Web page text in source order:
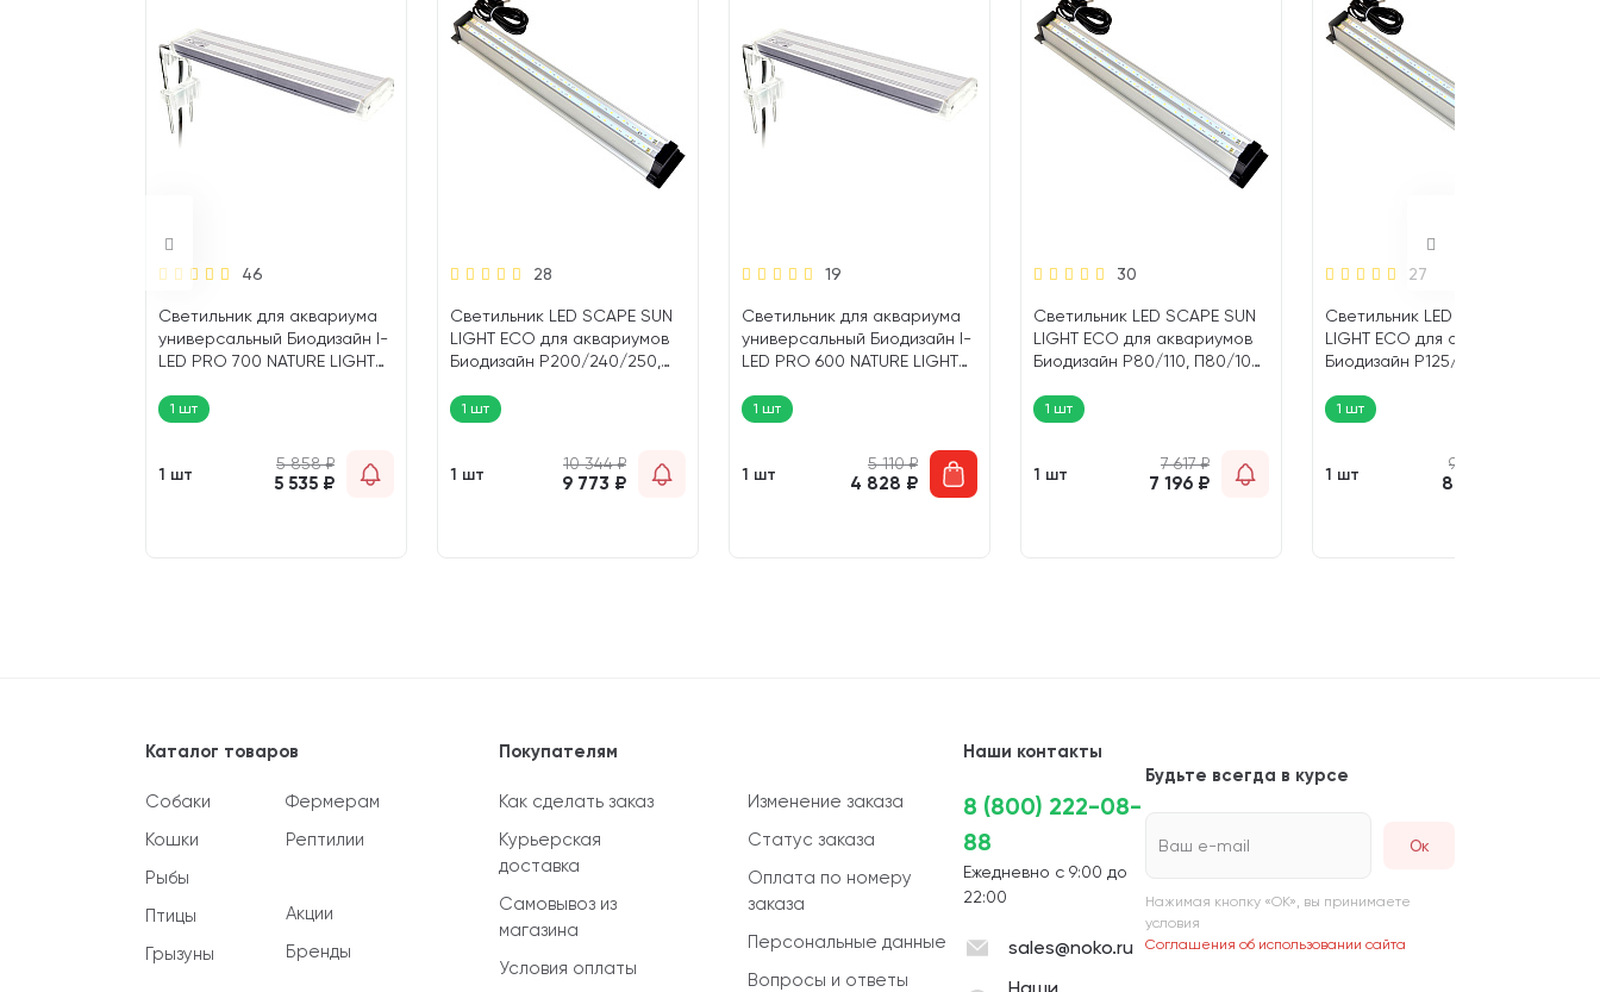
46
Светильник для аквариума
универсальный Биодизайн I-
LED PRO 700 NATURE LIGHT
1 шт
1 шт
5 858₽
5 535 ₽
28
Светильник LED SCAPE SUN
LIGHT ECO для аквариумов
Биодизайн Р200/240/250,
99,2 см (1 шт)
1 шт
1 шт
10 344₽
9 773 ₽
19
Светильник для аквариума
универсальный Биодизайн I-
LED PRO 600 NATURE LIGHT
1 шт
1 шт
5 110₽
4 828 ₽
30
Светильник LED SCAPE SUN
LIGHT ECO для аквариумов
Биодизайн Р80/110, П80/100
1 шт
1 шт
7 617₽
7 196 ₽
27
Светильник LED SCAPE SUN
LIGHT ECO для аквариумов
Биодизайн Р125/
шт)1 шт
1 шт
9 210
8 615
Каталог товаров
Собаки
Кошки
Рыбы
Птицы
Грызуны
Фермерам
Рептилии
Акции
Бренды
Покупателям
Как сделать заказ
Курьерская
доставка
Самовывоз из
магазина
Условия оплаты
Изменение заказа
Статус заказа
Оплата по номеру
заказа
Персональные данные
Вопросы и ответы
Наши контакты
8 (800) 222-08-
88
Ежедневно с 9:00 до
22:00
sales@noko.ru
Будьте всегда в курсе
Ваш e-mail
Нажимая кнопку «ОК», вы принимаете
условия
Соглашения об использовании сайта